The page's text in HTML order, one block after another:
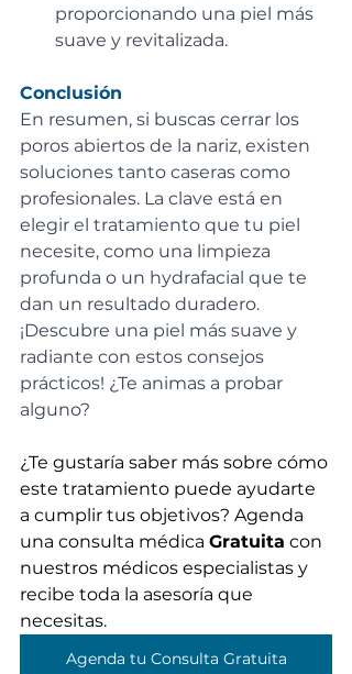
proporcionando una piel más
suave y revitalizada.
Conclusión
En resumen, si buscas cerrar los
poros abiertos de la nariz, existen
soluciones tanto caseras como
profesionales. La clave está en
elegir el tratamiento que tu piel
necesite, como una limpieza
profunda o un hydrafacial que te
dan un resultado duradero.
¡Descubre una piel más suave y
radiante con estos consejos
prácticos! ¿Te animas a probar
alguno?
¿Te gustaría saber más sobre cómo
este tratamiento puede ayudarte
a cumplir tus objetivos? Agenda
una consulta médica Gratuita con
nuestros médicos especialistas y
recibe toda la asesoría que
necesitas.
Agenda tu Consulta Gratuita